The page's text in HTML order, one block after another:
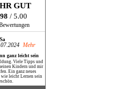
GUT
/ 5.00
Mehr
ganz leicht sein
Viele Tipps und
Kindern und mir
Ein ganz neues
wie leicht Lernen sein